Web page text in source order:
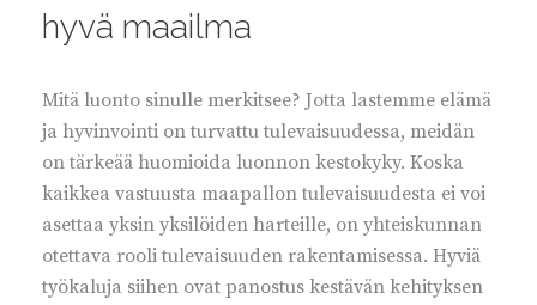
hyvä maailma
Mitä luonto sinulle merkitsee? Jotta lastemme elämä
ja hyvinvointi on turvattu tulevaisuudessa, meidän
on tärkeää huomioida luonnon kestokyky. Koska
kaikkea vastuusta maapallon tulevaisuudesta ei voi
asettaa yksin yksilöiden harteille, on yhteiskunnan
otettava rooli tulevaisuuden rakentamisessa. Hyviä
työkaluja siihen ovat panostus kestävän kehityksen